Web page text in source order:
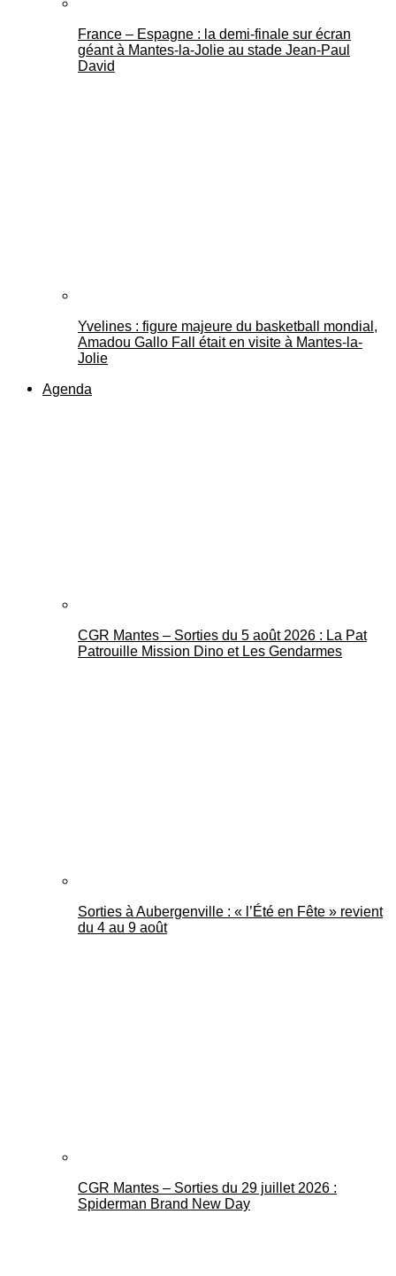
France – Espagne : la demi-finale sur écran
géant à Mantes-la-Jolie au stade Jean-Paul
David
Yvelines : figure majeure du basketball mondial,
Amadou Gallo Fall était en visite à Mantes-la-
Jolie
Agenda
CGR Mantes – Sorties du 5 août 2026 : La Pat
Patrouille Mission Dino et Les Gendarmes
Sorties à Aubergenville : « l’Été en Fête » revient
du 4 au 9 août
CGR Mantes – Sorties du 29 juillet 2026 :
Spiderman Brand New Day